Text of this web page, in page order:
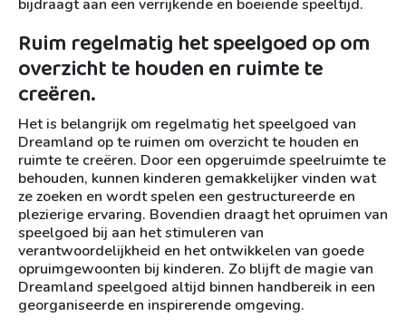
bijdraagt aan een verrijkende en boeiende speeltijd.
Ruim regelmatig het speelgoed op om
overzicht te houden en ruimte te
creëren.
Het is belangrijk om regelmatig het speelgoed van
Dreamland op te ruimen om overzicht te houden en
ruimte te creëren. Door een opgeruimde speelruimte te
behouden, kunnen kinderen gemakkelijker vinden wat
ze zoeken en wordt spelen een gestructureerde en
plezierige ervaring. Bovendien draagt het opruimen van
speelgoed bij aan het stimuleren van
verantwoordelijkheid en het ontwikkelen van goede
opruimgewoonten bij kinderen. Zo blijft de magie van
Dreamland speelgoed altijd binnen handbereik in een
georganiseerde en inspirerende omgeving.